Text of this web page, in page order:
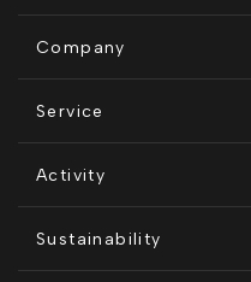
Company
ビジョン・ミッション
会社概要
Service
Remogu（リモグ）・リラシク
Remoguフリーランス
Activity
メディア運営
Sustainability